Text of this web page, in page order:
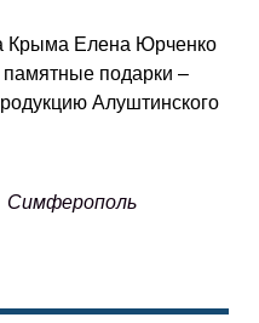
Крыма Елена Юрченко
подарки –
Алуштинского
Симферополь